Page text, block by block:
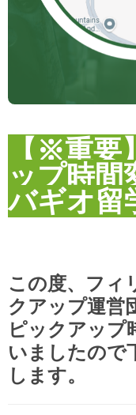
【※重要
ップ時間
バギオ留
この度、フィ
クアップ運営
ピックアップ
いましたので
します。